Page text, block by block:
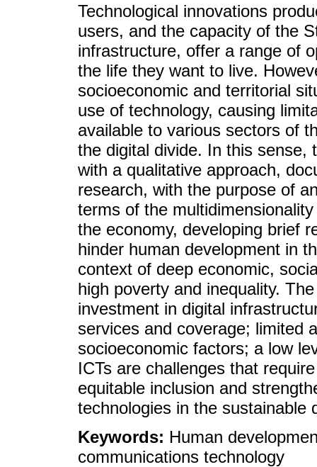
Technological innovations
users, and the capacity of the
infrastructure, offer a range of
the life they want to live.
socioeconomic and territorial
use of technology, causing
available to various sectors of
the digital divide. In this sense,
with a qualitative approach,
research, with the purpose of
terms of the
the economy, developing brief
hinder human development in
context of deep economic,
high poverty and inequality.
investment in digital
services and coverage; limited
socioeconomic factors; a low
ICTs are challenges that
equitable inclusion and
technologies in the sustainable
Keywords: Human
communications technology